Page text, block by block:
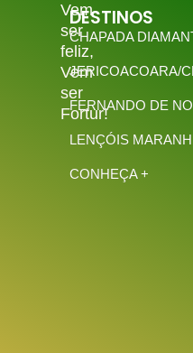
Vem
ser
feliz,
Vem
ser
Fortur!
DESTINOS
CHAPADA
JERICOACOARA/
FERNANDO DE
LENÇÓIS
CONHEÇA +